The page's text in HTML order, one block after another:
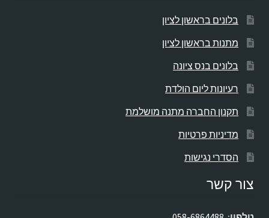
בלונים בראשון לציון
מתנות בראשון לציון
בלונים בנס ציונה
רעיונות ליום הולדת
תקנון החברה מתנה מושלמת
מדיניות פרטיות
הסדרי נגישות
צור קשר